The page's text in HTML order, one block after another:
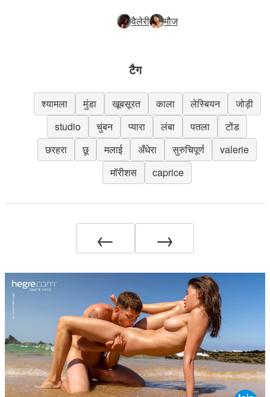
वैलेरी मौज
टैग
श्यामला मुंडा खूबसूरत काला लेस्बियन
जोड़ी
studio
चुंबन प्यारा लंबा पतला
टोंड
छरहरा
छू मलाई अँधेरा सुरुचिपूर्ण
valerie
मॉरीशस
caprice
← →